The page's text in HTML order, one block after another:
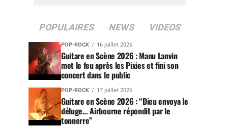
POPULAIRES NEWS VIDEOS
POP-ROCK 16 juillet 2026
Guitare en Scène 2026 : Manu Lanvin
met le feu après les Pixies et fini son
concert dans le public
POP-ROCK 17 juillet 2026
Guitare en Scène 2026 : “Dieu envoya le
déluge… Airbourne répondit par le
tonnerre”